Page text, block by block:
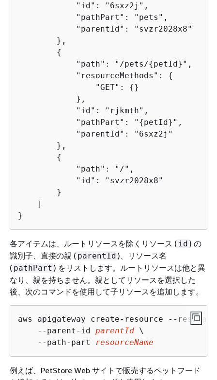
            "id": "6sxz2j",
            "pathPart": "pets",
            "parentId": "svzr2028x8"
        },
{
            "path": "/pets/
{petId}",
            "resourceMethods":
{
                "GET":
{}
            },
            "id": "rjkmth",
            "pathPart": "
{petId}",
            "parentId": "6sxz2j"
        },
{
            "path": "/",
            "id": "svzr2028x8"
        }
    ]
}
各アイテムは、ルートリソースを除くリソース ( id ) の
識別子、直接の親 ( parentId )、リソース名
( pathPart ) をリストします。ルートリソースは他と異
なり、親を持ちません。親としてリソースを選択した
後、次のコマンドを使用して子リソースを追加します。
aws apigateway create-resource --rest-
    --parent-id
parentId \
    --path-part
resourceName
例えば、PetStore Web サイトで販売するペットフード